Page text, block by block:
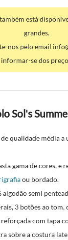
está
grandes.
nos pelo email
informar-se dos
Sol's
qualidade média
gama de cores, e
ou bordado.
algodão semi
3 botões ao tom,
com tapa
sobre a costura